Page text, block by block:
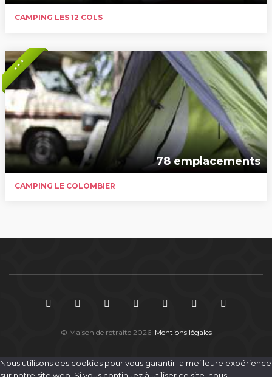
CAMPING LES 12 COLS
* * *
78 emplacements
CAMPING LE COLOMBIER
© Maison de retraite 2026 |Mentions légales
Nous utilisons des cookies pour vous garantir la meilleure expérience
sur notre site web. Si vous continuez à utiliser ce site, nous